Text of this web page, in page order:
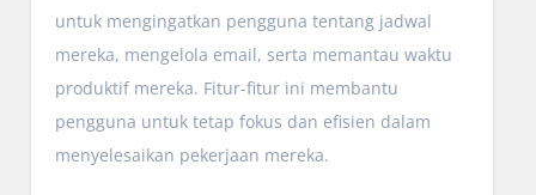
untuk mengingatkan pengguna tentang jadwal
mereka, mengelola email, serta memantau waktu
produktif mereka. Fitur-fitur ini membantu
pengguna untuk tetap fokus dan efisien dalam
menyelesaikan pekerjaan mereka.